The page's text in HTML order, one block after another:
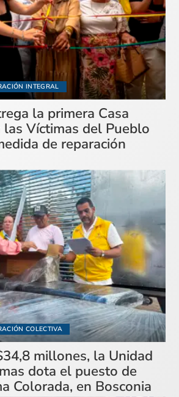
INTEGRAL
la primera Casa
Víctimas del Pueblo
de reparación
COLECTIVA
millones, la Unidad
dota el puesto de
Colorada, en Bosconia